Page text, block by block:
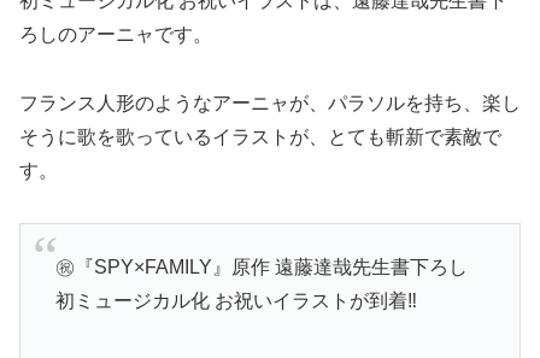
ろしのアーニャです。
フランス人形のようなアーニャが、パラソルを持ち、楽し
そうに歌を歌っているイラストが、とても斬新で素敵で
す。
㊗️『SPY×FAMILY』原作 遠藤達哉先生書下ろし
初ミュージカル化 お祝いイラストが到着‼️